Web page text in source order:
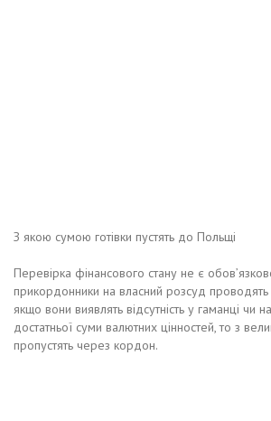
З якою сумою готівки пустять до Польщі
Перевірка фінансового стану не є
прикордонники на власний розсуд проводять
якщо вони виявлять відсутність у гаманці чи
достатньої суми валютних цінностей, то з
пропустять через кордон.